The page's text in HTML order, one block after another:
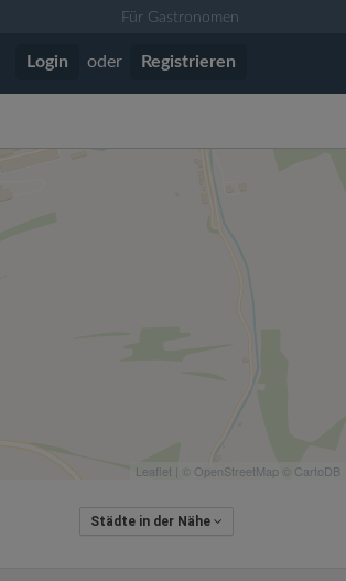
Für Gastronomen
Login oder Registrieren
Leaflet | © OpenStreetMap © CartoDB
Städte in der Nähe